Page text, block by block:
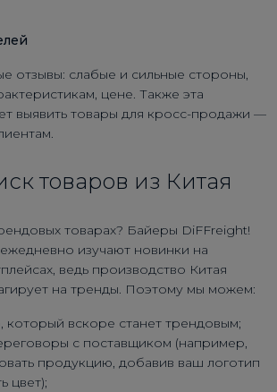
отзывы: слабые и сильные стороны,
цене. Также эта
выявить товары для кросс-продажи —
товаров из Китая
товарах? Байеры DiFFreight!
изучают новинки на
ведь производство Китая
на тренды. Поэтому мы можем:
который вскоре станет трендовым;
с поставщиком (например,
продукцию, добавив ваш логотип
цвет);